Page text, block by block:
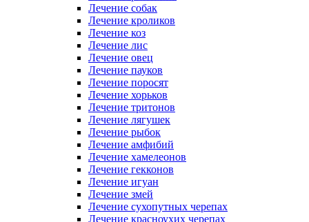
Лечение собак
Лечение кроликов
Лечение коз
Лечение лис
Лечение овец
Лечение пауков
Лечение поросят
Лечение хорьков
Лечение тритонов
Лечение лягушек
Лечение рыбок
Лечение амфибий
Лечение хамелеонов
Лечение гекконов
Лечение игуан
Лечение змей
Лечение сухопутных черепах
Лечение красноухих черепах